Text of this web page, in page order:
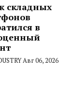
складных
в
Авг 06, 2026